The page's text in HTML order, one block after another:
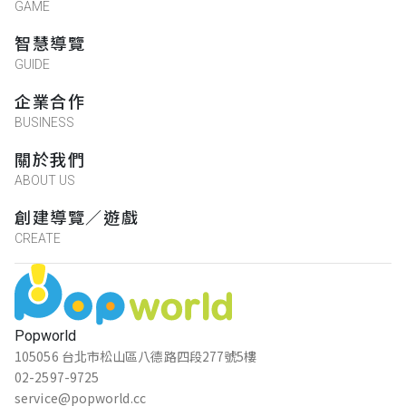
Popworld
105056 台北市松山區八德路四段277號5樓
02-2597-9725
service@popworld.cc
GAME
智慧導覽
GUIDE
企業合作
BUSINESS
關於我們
ABOUT US
創建導覽／遊戲
CREATE